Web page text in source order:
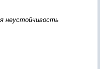
неустойчивость